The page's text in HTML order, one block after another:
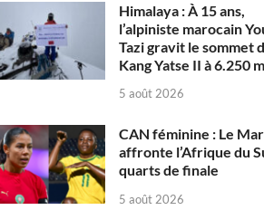
Himalaya : À 15 ans,
l’alpiniste marocain
Tazi gravit le sommet
Kang Yatse II à 6.250 m
5 août 2026
CAN féminine : Le
affronte l’Afrique du
quarts de finale
5 août 2026